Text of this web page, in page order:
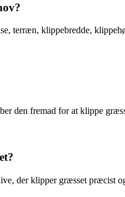
terræn, klippebredde,
den fremad for at klippe
der klipper græsset præcist